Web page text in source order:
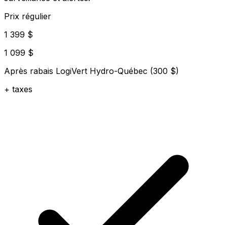
Prix régulier
1 399 $
1 099 $
Après rabais LogiVert Hydro-Québec (300 $)
+ taxes